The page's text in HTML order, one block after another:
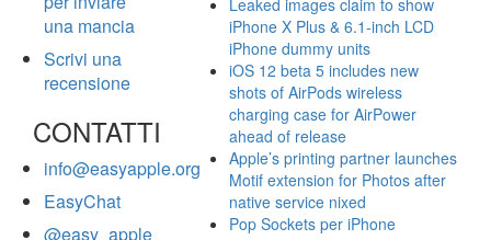
una mancia
Scrivi una
recensione
CONTATTI
info@easyapple.org
EasyChat
@easy_apple
Leaked images claim to show
iPhone X Plus & 6.1-inch LCD
iPhone dummy units
iOS 12 beta 5 includes new
shots of AirPods wireless
charging case for AirPower
ahead of release
Apple’s printing partner launches
Motif extension for Photos after
native service nixed
Pop Sockets per iPhone